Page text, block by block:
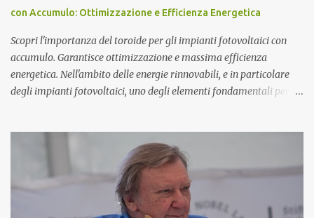
atomo magnetico quindi non ci sono protoni e neutroni nel nucleo
atomico...
con Accumulo: Ottimizzazione e Efficienza Energetica
Scopri l'importanza del toroide per gli impianti fotovoltaici con
accumulo. Garantisce ottimizzazione e massima efficienza
energetica. Nell'ambito delle energie rinnovabili, e in particolare
degli impianti fotovoltaici, uno degli elementi fondamentali per
un ruolo cruciale nella gestione dell'energia prodotta e accumulata,
contribuendo significativamente a migliorare le prestazioni
complessive dell'impianto. In questo articolo, esploreremo nel
dettaglio l'importanza del toroide negli impianti fotovoltaici con
accumulo di energia, come funziona, e perché è essenziale per